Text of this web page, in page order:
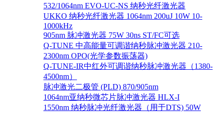
532/1064nm EVO-UC-NS 纳秒光纤激光器
UKKO 纳秒光纤激光器 1064nm 200uJ 10W 10-
1000kHz
905nm 脉冲激光器 75W 30ns ST/FC可选
Q-TUNE 中高能量可调谐纳秒脉冲激光器 210-
2300nm OPO(光学参数振荡器)
Q-TUNE-IR中红外可调谐纳秒脉冲激光器（1380-
4500nm）
脉冲激光二极管 (PLD) 870/905nm
1064nm亚纳秒微芯片脉冲激光器 HLX-I
1550nm 纳秒脉冲光纤激光器（用于DTS) 50W